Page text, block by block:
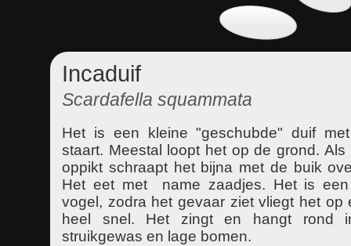
Incaduif
Scardafella squammata
Het is een kleine "geschubde" duif
staart. Meestal loopt het op de grond. Als
oppikt schraapt het bijna met de buik
Het eet met name zaadjes. Het is een
vogel, zodra het gevaar ziet vliegt het op
heel snel. Het zingt en hangt rond
struikgewas en lage bomen.